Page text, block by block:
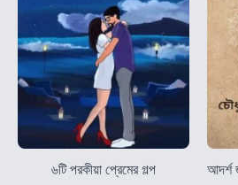
৬টি পরকীয়া প্রেমের গল্প
আদর্শ